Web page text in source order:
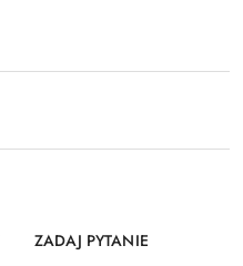
ZADAJ PYTANIE